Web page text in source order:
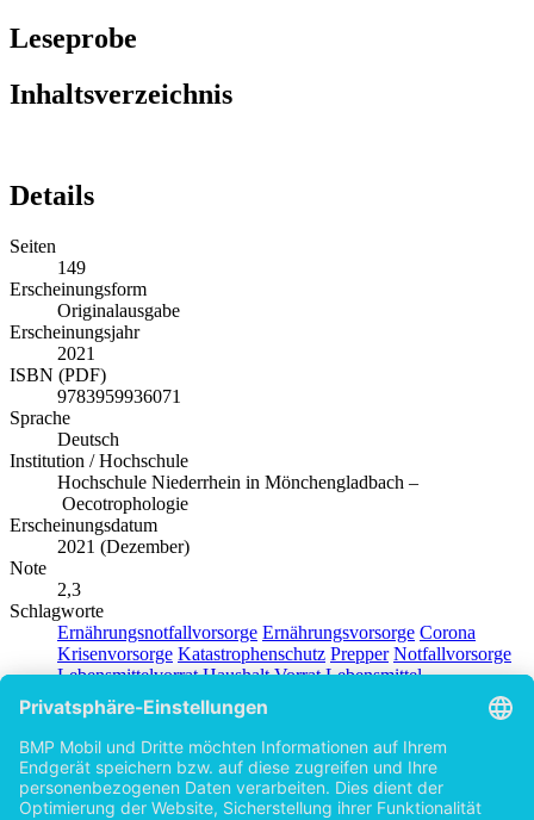
Leseprobe
Inhaltsverzeichnis
Details
Seiten
149
Erscheinungsform
Originalausgabe
Erscheinungsjahr
2021
ISBN (PDF)
9783959936071
Sprache
Deutsch
Institution / Hochschule
Hochschule Niederrhein in Mönchengladbach –
Oecotrophologie
Erscheinungsdatum
2021 (Dezember)
Note
2,3
Schlagworte
Ernährungsnotfallvorsorge Ernährungsvorsorge Corona
Krisenvorsorge Katastrophenschutz Prepper Notfallvorsorge
Lebensmittelvorrat Haushalt Vorrat Lebensmittel
Produktsicherheit
BACHELOR + MASTER Publishing
Autor